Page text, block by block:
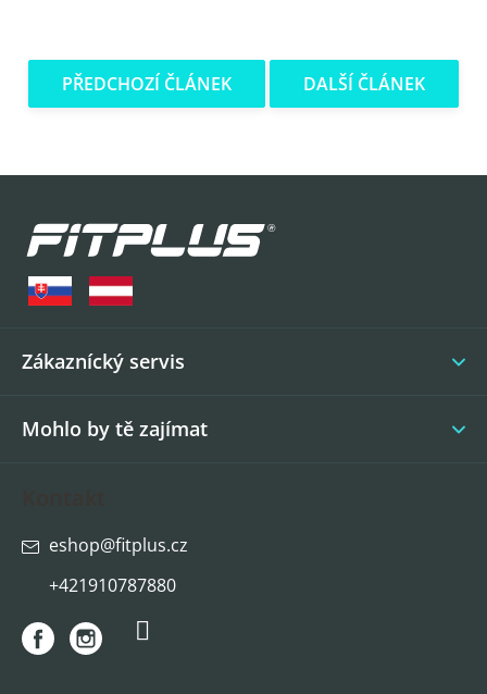
PŘEDCHOZÍ ČLÁNEK DALŠÍ ČLÁNEK
Zákaznícký servis
Mohlo by tě zajímat
eshop@fitplus.cz
+421910787880